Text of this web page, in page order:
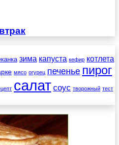
зима капуста кефир котлета
мясо огурец печенье пирог
салат соус творожный тест